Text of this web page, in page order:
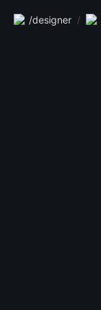
/designer /